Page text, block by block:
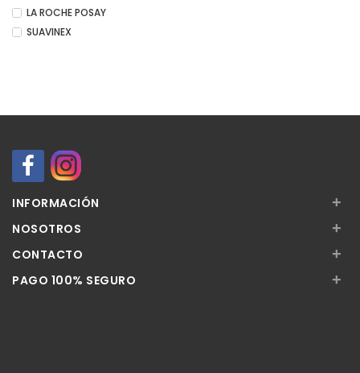
LA ROCHE POSAY
SUAVINEX
INFORMACIÓN +
NOSOTROS +
CONTACTO +
PAGO 100% SEGURO +